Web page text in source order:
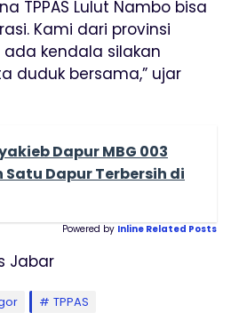
TPPAS Lulut Nambo bisa
Kami dari provinsi
kendala silakan
duduk bersama,” ujar
Dapur MBG 003
Dapur Terbersih di
Powered by Inline Related Posts
Jabar
TPPAS